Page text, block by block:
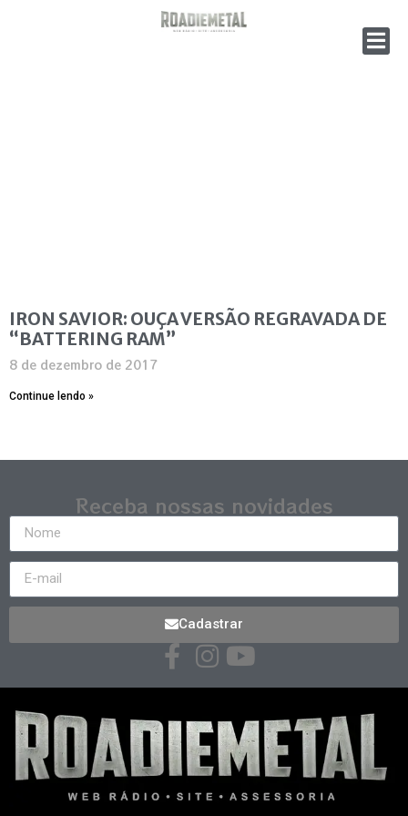
IRON SAVIOR: OUÇA VERSÃO REGRAVADA DE
“BATTERING RAM”
8 de dezembro de 2017
Continue lendo »
Receba nossas novidades
Cadastrar